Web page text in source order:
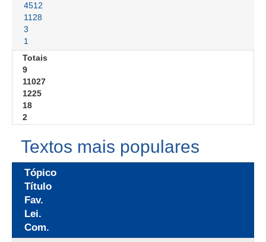
4512
1128
3
1
Totais
9
11027
1225
18
2
Textos mais populares
Tópico
Título
Fav.
Lei.
Com.